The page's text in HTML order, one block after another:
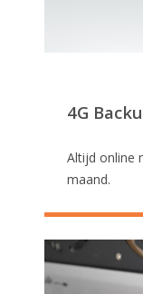
4G
Altijd online
maand.